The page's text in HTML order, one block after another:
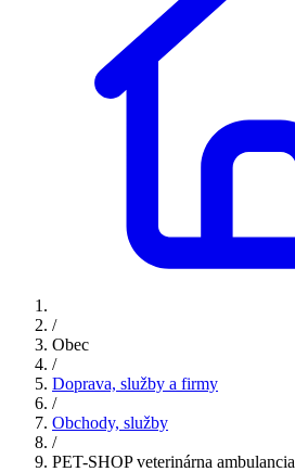
/
Obec
/
Doprava, služby a firmy
/
Obchody, služby
/
PET-SHOP veterinárna ambulancia